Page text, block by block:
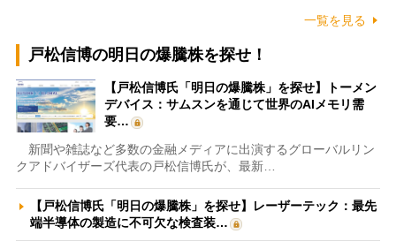
一覧を見る
戸松信博の明日の爆騰株を探せ！
【戸松信博氏「明日の爆騰株」を探せ】トーメン
デバイス：サムスンを通じて世界のAIメモリ需
要…
新聞や雑誌など多数の金融メディアに出演するグローバルリン
クアドバイザーズ代表の戸松信博氏が、最新…
【戸松信博氏「明日の爆騰株」を探せ】レーザーテック：最先
端半導体の製造に不可欠な検査装…